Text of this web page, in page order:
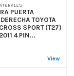
PUERTA
TOYOTA
SPORT (T27)
4 PIN...
View